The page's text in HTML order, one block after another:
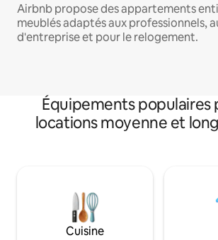
Airbnb propose des appartements
meublés adaptés aux professionnels,
d'entreprise et pour le relogement.
Équipements populaires
locations moyenne et
Cuisine